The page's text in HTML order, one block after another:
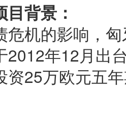
背景：
危机的影响，
2012年12月出
资25万欧元五